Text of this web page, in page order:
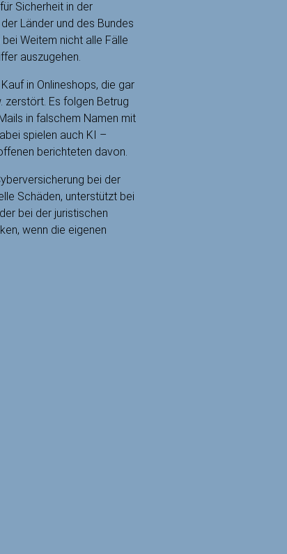
Sicherheit in der
Länder und des Bundes
Weitem nicht alle Fälle
auszugehen.
in Onlineshops, die gar
zerstört. Es folgen Betrug
in falschem Namen mit
spielen auch KI –
berichteten davon.
bei der
Schäden, unterstützt bei
bei der juristischen
wenn die eigenen